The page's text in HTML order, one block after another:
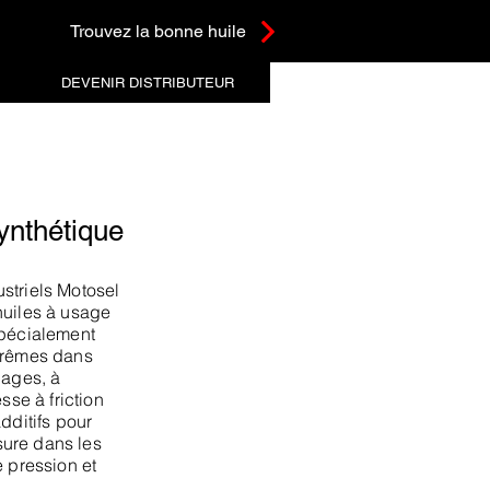
Trouvez la bonne huile
DEVENIR DISTRIBUTEUR
Motosel
à usage
dans
à
à friction
pour
dans les
pression et